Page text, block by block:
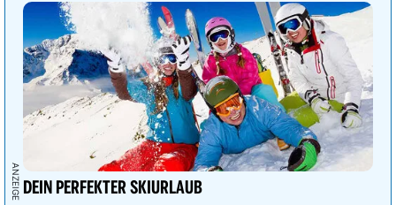
DEIN PERFEKTER SKIURLAUB